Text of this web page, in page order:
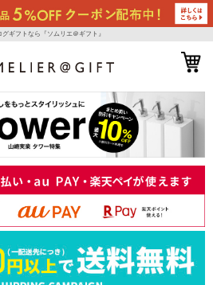
グギフトなら『ソムリエ＠ギフト』